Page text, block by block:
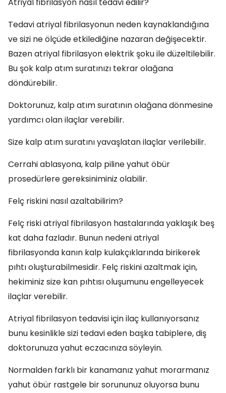
Tedavi atriyal fibrilasyonun neden kaynaklandığına
ve sizi ne ölçüde etkilediğine nazaran değişecektir.
Bazen atriyal fibrilasyon elektrik şoku ile düzeltilebilir.
Bu şok kalp atım suratınızı tekrar olağana
döndürebilir.
Doktorunuz, kalp atım suratının olağana dönmesine
yardımcı olan ilaçlar verebilir.
Size kalp atım suratını yavaşlatan ilaçlar verilebilir.
Cerrahi ablasyona, kalp piline yahut öbür
prosedürlere gereksiniminiz olabilir.
Felç riskini nasıl azaltabilirim?
Felç riski atriyal fibrilasyon hastalarında yaklaşık beş
kat daha fazladır. Bunun nedeni atriyal
fibrilasyonda kanın kalp kulakçıklarında birikerek
pıhtı oluşturabilmesidir. Felç riskini azaltmak için,
hekiminiz size kan pıhtısı oluşumunu engelleyecek
ilaçlar verebilir.
Atriyal fibrilasyon tedavisi için ilaç kullanıyorsanız
bunu kesinlikle sizi tedavi eden başka tabiplere, diş
doktorunuza yahut eczacınıza söyleyin.
Normalden farklı bir kanamanız yahut morarmanız
yahut öbür rastgele bir sorununuz oluyorsa bunu